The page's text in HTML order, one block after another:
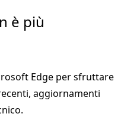
è più
Edge per sfruttare
aggiornamenti